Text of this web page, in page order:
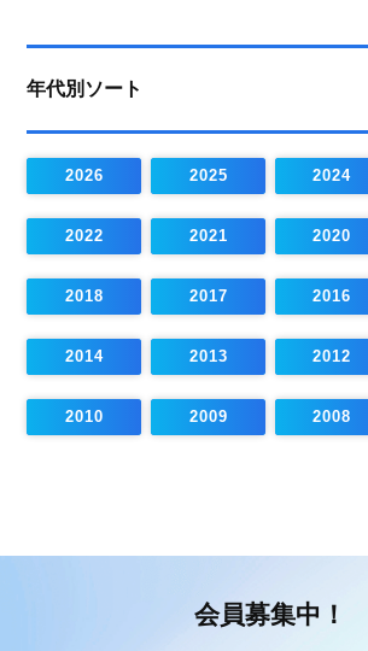
年代別ソート
2026 2025 2024
2022 2021 2020
2018 2017 2016
2014 2013 2012
2010 2009 2008
会員募集中！